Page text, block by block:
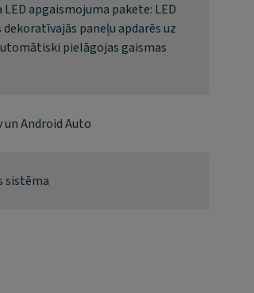
apgaismojuma pakete: LED
paneļu apdarēs uz
pielāgojas gaismas
un Android Auto
sistēma